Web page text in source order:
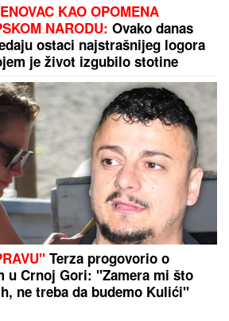
KAO OPOMENA
NARODU: Ovako danas
ostaci najstrašnijeg logora
je život izgubilo stotine
Srba (FOTO)
Terza progovorio o
u Crnoj Gori: "Zamera mi što
ne treba da budemo Kulići"